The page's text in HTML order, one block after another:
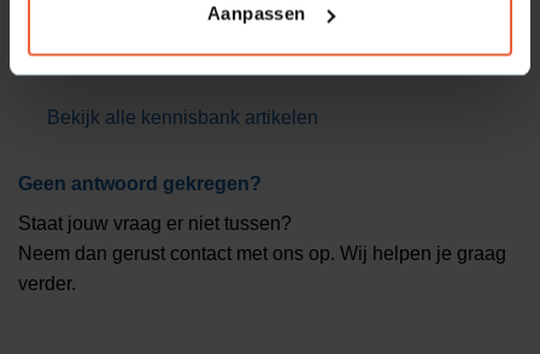
Aanpassen
Wat is een wildcard?
Wat is Click Trough Rate?
Bekijk alle kennisbank artikelen
Geen antwoord gekregen?
Staat jouw vraag er niet tussen?
Neem dan gerust contact met ons op. Wij helpen je graag
verder.